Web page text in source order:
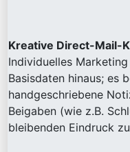
Kreative Direct-Mail-
Individuelles
Basisdaten hinaus; es
handgeschriebene
Beigaben (wie z.B.
bleibenden Eindruck